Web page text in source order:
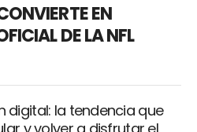
EN
DE LA NFL
digital: la tendencia que